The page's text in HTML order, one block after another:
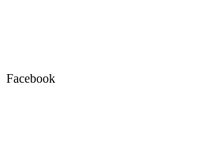
Facebook